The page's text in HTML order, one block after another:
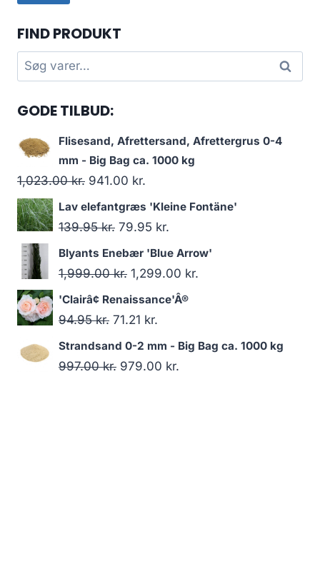
FIND PRODUKT
Søg
efter:
Søg
GODE TILBUD:
Flisesand, Afrettersand, Afrettergrus 0-4
mm - Big Bag ca. 1000 kg
1,023.00kr. Den
oprindelige
pris
1,023.00 kr..
941.00 kr.
aktuelle
pris
941.00 kr..
Lav elefantgræs 'Kleine Fontäne'
139.95kr. Den
oprindelige
pris
139.95 kr..
79.95 kr.
aktuelle
pris
er:
Blyants Enebær 'Blue Arrow'
1,999.00kr. Den
oprindelige
pris
1,999.00 kr..
1,299.00 kr.
'Clairâ¢ Renaissance'Â®
94.95kr. Den
oprindelige
pris
71.21 kr.
aktuelle
pris
Strandsand 0-2 mm - Big Bag ca. 1000 kg
997.00kr. Den
979.00 kr.